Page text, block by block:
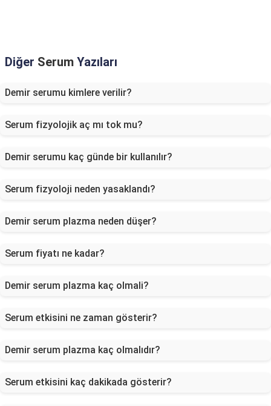
Diğer Serum Yazıları
Demir serumu kimlere verilir?
Serum fizyolojik aç mı tok mu?
Demir serumu kaç günde bir kullanılır?
Serum fizyoloji neden yasaklandı?
Demir serum plazma neden düşer?
Serum fiyatı ne kadar?
Demir serum plazma kaç olmali?
Serum etkisini ne zaman gösterir?
Demir serum plazma kaç olmalıdır?
Serum etkisini kaç dakikada gösterir?